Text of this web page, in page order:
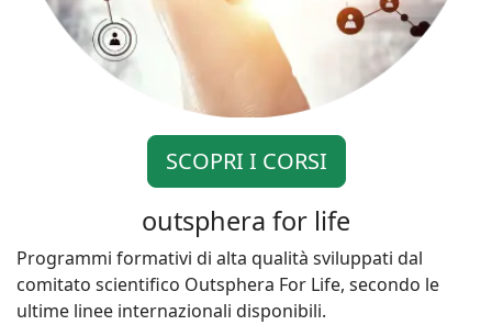
SCOPRI I CORSI
outsphera for life
Programmi formativi di alta qualità sviluppati dal
comitato scientifico Outsphera For Life, secondo le
ultime linee internazionali disponibili.